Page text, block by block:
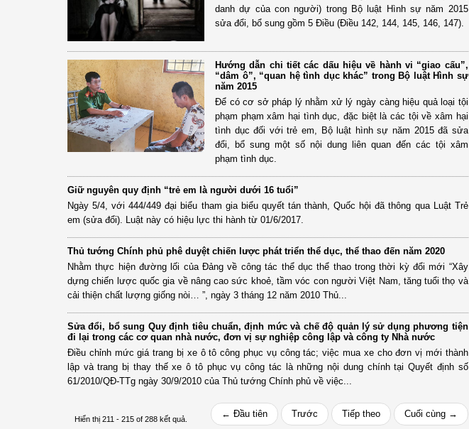
danh dự của con người) trong Bộ luật Hình sự năm 2015
sửa đổi, bổ sung gồm 5 Điều (Điều 142, 144, 145, 146, 147).
Hướng dẫn chi tiết các dấu hiệu về hành vi “giao cấu”,
“dâm ô”, “quan hệ tình dục khác” trong Bộ luật Hình sự
năm 2015
Để có cơ sở pháp lý nhằm xử lý ngày càng hiệu quả loại tội
phạm phạm xâm hại tình dục, đặc biệt là các tội về xâm hại
tình dục đối với trẻ em, Bộ luật hình sự năm 2015 đã sửa
đổi, bổ sung một số nội dung liên quan đến các tội xâm
phạm tình dục.
Giữ nguyên quy định “trẻ em là người dưới 16 tuổi”
Ngày 5/4, với 444/449 đại biểu tham gia biểu quyết tán thành, Quốc hội đã thông qua Luật Trẻ
em (sửa đổi). Luật này có hiệu lực thi hành từ 01/6/2017.
Thủ tướng Chính phủ phê duyệt chiến lược phát triển thể dục, thể thao đến năm 2020
Nhằm thực hiện đường lối của Đảng về công tác thể dục thể thao trong thời kỳ đổi mới “Xây
dựng chiến lược quốc gia về nâng cao sức khoẻ, tầm vóc con người Việt Nam, tăng tuổi thọ và
cải thiện chất lượng giống nòi… ”, ngày 3 tháng 12 năm 2010 Thủ...
Sửa đổi, bổ sung Quy định tiêu chuẩn, định mức và chế độ quản lý sử dụng phương tiện
đi lại trong các cơ quan nhà nước, đơn vị sự nghiệp công lập và công ty Nhà nước
Điều chỉnh mức giá trang bị xe ô tô công phục vụ công tác; việc mua xe cho đơn vị mới thành
lập và trang bị thay thế xe ô tô phục vụ công tác là những nội dung chính tại Quyết định số
61/2010/QĐ-TTg ngày 30/9/2010 của Thủ tướng Chính phủ về việc...
Hiển thị 211 - 215 of 288 kết quả. ← Đầu tiên Trước Tiếp theo Cuối cùng →